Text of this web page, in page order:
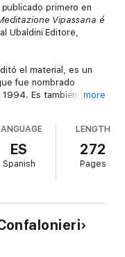
primero en
Vipassana é
Ubaldini Editore,
el material, es un
fue nombrado
Es también el
(El Arte de Vivir) de
(Arnoldo Mondadori
de los importantes
para este libro,
escritos por el Sr.
more
ES
Spanish
LENGTH
272
Pages